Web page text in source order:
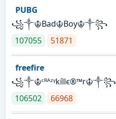
PUBG
꧁༒☬Bad☬Boy☬༒꧂
107055
51871
freefire
꧁༒☬ᶜᴿᴬᶻᵞkíllє®™r☬༒꧂
106502
66968